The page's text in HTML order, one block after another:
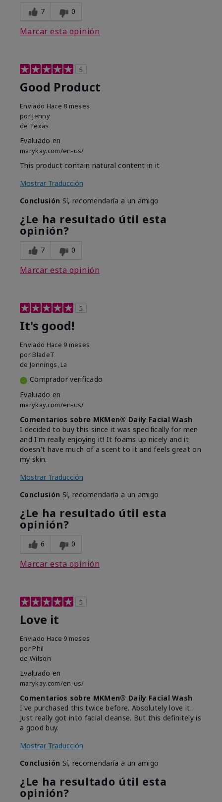
7 0
Marcar esta opinión
5
Good Product
Enviado Hace 8 meses
por Jenny
de Texas
Evaluado en
marykay.com/en-us/
This product contain natural content in it
Mostrar Traducción
Conclusión Sí, recomendaría a un amigo
¿Le ha resultado útil esta
opinión?
7 0
Marcar esta opinión
5
It's good!
Enviado Hace 9 meses
por BladeT
de Jennings, La
Comprador verificado
Evaluado en
marykay.com/en-us/
Comentarios sobre MKMen® Daily Facial Wash
I decided to buy this since it was specifically for men
and I'm really enjoying it! It foams up nicely and it
doesn't have much of a scent to it and feels great on
my skin.
Mostrar Traducción
Conclusión Sí, recomendaría a un amigo
¿Le ha resultado útil esta
opinión?
6 0
Marcar esta opinión
5
Love it
Enviado Hace 9 meses
por Phil
de Wilson
Evaluado en
marykay.com/en-us/
Comentarios sobre MKMen® Daily Facial Wash
I've purchased this twice before. Absolutely love it.
Just really got into facial cleanse. But this definitely is
a good buy.
Mostrar Traducción
Conclusión Sí, recomendaría a un amigo
¿Le ha resultado útil esta
opinión?